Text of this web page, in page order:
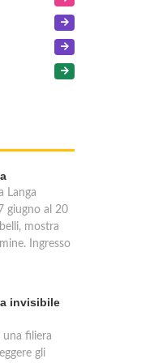
Langa
giugno al 20
mostra
Ingresso
invisibile
una filiera
gli